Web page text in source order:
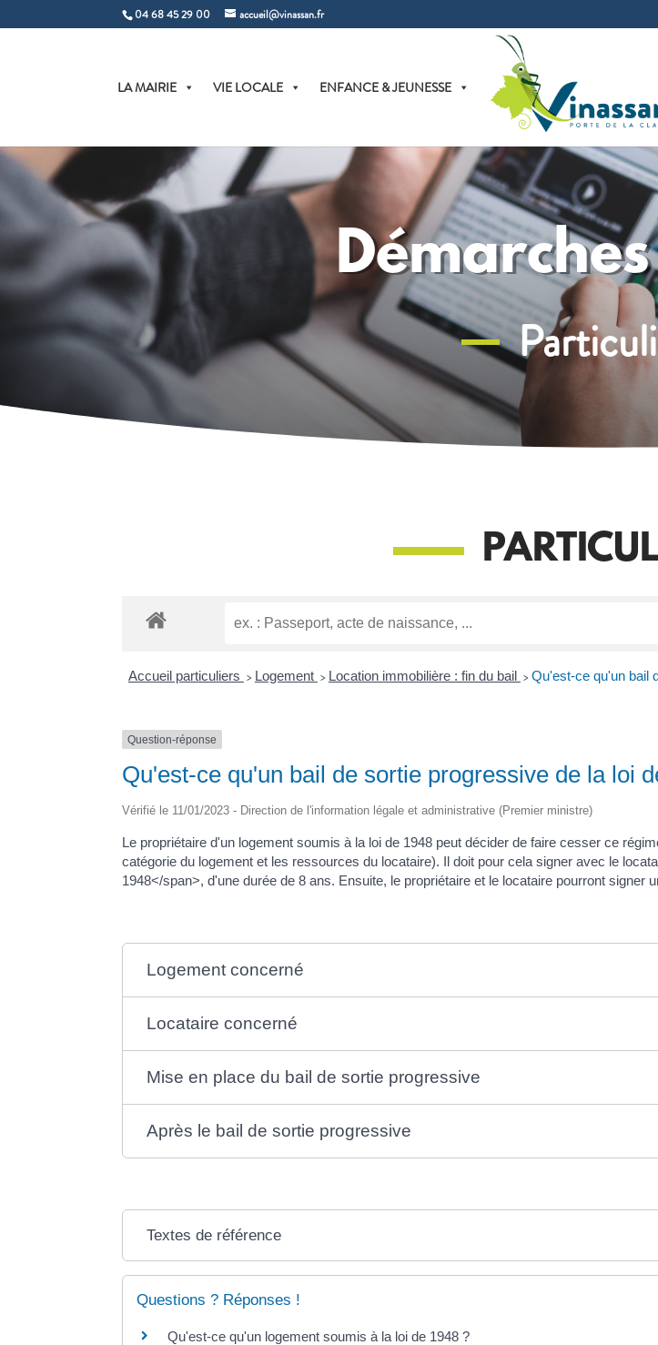
04 68 45 29 00 accueil@vinassan.fr
LA MAIRIE VIE LOCALE ENFANCE & JEUNESSE
Accueil particuliers > Logement > Location immobilière : fin du bail > Qu'est-ce qu'un bail
Question-réponse
Qu'est-ce qu'un bail de sortie progressive de la loi
Vérifié le 11/01/2023 - Direction de l'information légale et administrative (Premier ministre)
Le propriétaire d'un logement soumis à la loi de 1948 peut décider de faire cesser ce
catégorie du logement et les ressources du locataire). Il doit pour cela signer avec le
1948</span>, d'une durée de 8 ans. Ensuite, le propriétaire et le locataire pourront
Logement concerné
Locataire concerné
Mise en place du bail de sortie progressive
Après le bail de sortie progressive
Textes de référence
Questions ? Réponses !
Qu'est-ce qu'un logement soumis à la loi de 1948 ?